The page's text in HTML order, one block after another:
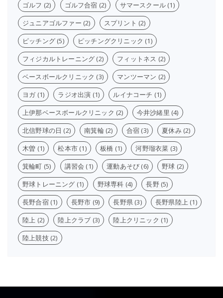
ゴルフ (2) ゴルフ合宿 (2) サマースクール (1)
ジュニアゴルファー (2) スプリント (2)
ピッチング (5) ピッチングクリニック (1)
フィジカルトレーニング (2) フィットネス (2)
ベースボールクリニック (3) マンツーマン (2)
ヨガ (1) ラジオ出演 (1) ルイナコーチ (1)
上伊那ベースボールクリニック (2) 今井沙緒里 (4)
北信野球の日 (2) 南箕輪(2) 合宿 (3) 夏休み(2)
木曽 (1) 松本市 (1) 板橋 (1) 河野瑠衣菜 (3)
箕輪町 (5) 講習会 (1) 運動あそび (6) 野球 (2)
野球トレーニング (1) 野球専科 (4) 長野(5)
長野合宿(1) 長野市 (9) 長野県 (3) 長野県陸上 (1)
陸上 (2) 陸上クラブ (3) 陸上クリニック (1)
陸上競技(2)